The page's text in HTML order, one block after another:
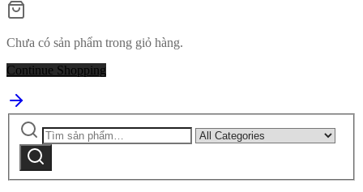
Chưa có sản phẩm trong giỏ hàng.
Continue Shopping
Tìm
kiếm:
Narrow
by
Tìm
kiếm